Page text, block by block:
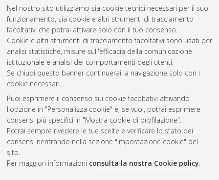
Nel nostro sito utilizziamo sia cookie tecnici necessari per il suo
funzionamento, sia cookie e altri strumenti di tracciamento
facoltativi che potrai attivare solo con il tuo consenso.
Cookie e altri strumenti di tracciamento facoltativi sono usati per
analisi statistiche, misure sull'efficacia della comunicazione
istituzionale e analisi dei comportamenti degli utenti.
Se chiudi questo banner continuerai la navigazione solo con i
cookie necessari.
Puoi esprimere il consenso sui cookie facoltativi attivando
l'opzione in "Personalizza cookie" e, se vuoi, potrai esprimere
consensi più specifici in "Mostra cookie di profilazione".
Potrai sempre rivedere le tue scelte e verificare lo stato dei
consensi rientrando nella sezione "Impostazione cookie" del
sito.
Per maggiori informazioni consulta la nostra Cookie policy.
Gestione del documento:
Atom
Rss 1.0
Rss 2.0
AMS Laurea